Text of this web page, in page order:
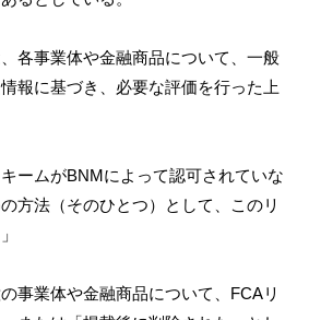
各事業体や金融商品について、一般
報に基づき、必要な評価を行った上
ームがBNMによって認可されていな
方法（そのひとつ）として、このリ
事業体や金融商品について、FCAリ